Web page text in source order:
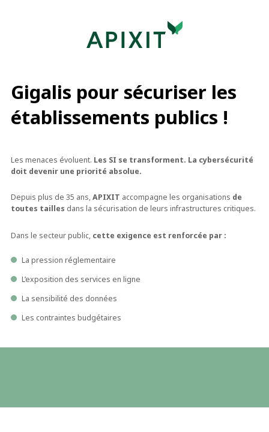
Gigalis pour sécuriser les
établissements publics !
Les menaces évoluent. Les SI se transforment. La cybersécurité
doit devenir une priorité absolue.
Depuis plus de 35 ans,APIXIT accompagne les organisations de
toutes tailles dans la sécurisation de leurs infrastructures critiques.
Dans le secteur public, cette exigence est renforcée par :
La pression réglementaire
L’exposition des services en ligne
La sensibilité des données
Les contraintes budgétaires